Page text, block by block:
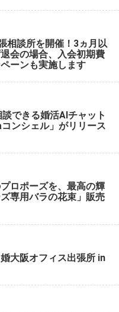
相談所を開催！3ヵ月以
会の場合、入会初期費
ーンも実施します
できる婚活AIチャット
ンシェル」がリリース
ロポーズを、最高の輝
専用バラの花束」販売
大阪オフィス出張所 in